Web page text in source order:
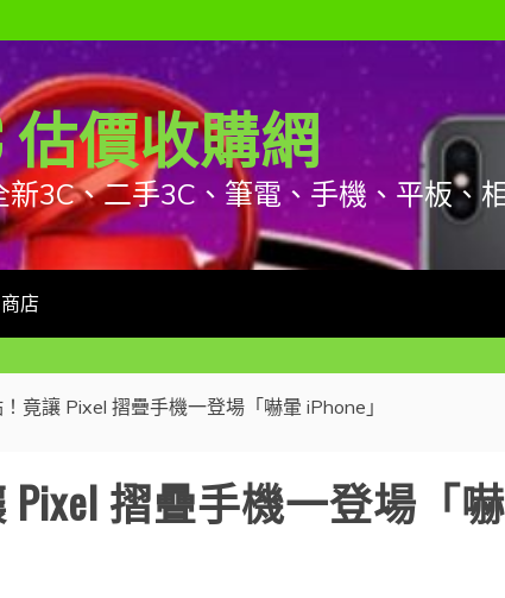
估價收購網
3C、二手3C、筆電、手機、平板、
商店
竟讓 Pixel 摺疊手機一登場「嚇暈 iPhone」
摺疊手機一登場「